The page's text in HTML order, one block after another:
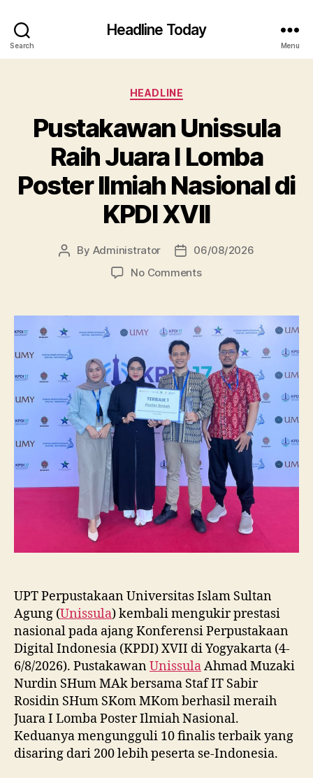
Search
Headline Today
Menu
Categories
HEADLINE
Pustakawan Unissula
Raih Juara I Lomba
Poster Ilmiah Nasional di
KPDI XVII
Post
By Administrator
Post06/08/2026
No Commentson
Raih
Juara
Lomba
Poster
Ilmiah
Nasional
di
KPDI
XVII
UPT Perpustakaan Universitas Islam Sultan
Agung (Unissula) kembali mengukir prestasi
nasional pada ajang Konferensi Perpustakaan
Digital Indonesia (KPDI) XVII di Yogyakarta (4-
6/8/2026). PustakawanUnissulaAhmad Muzaki
Nurdin SHum MAk bersama Staf IT Sabir
Rosidin SHum SKom MKom berhasil meraih
Juara I Lomba Poster Ilmiah Nasional.
Keduanya mengungguli 10 finalis terbaik yang
disaring dari 200 lebih peserta se-Indonesia.